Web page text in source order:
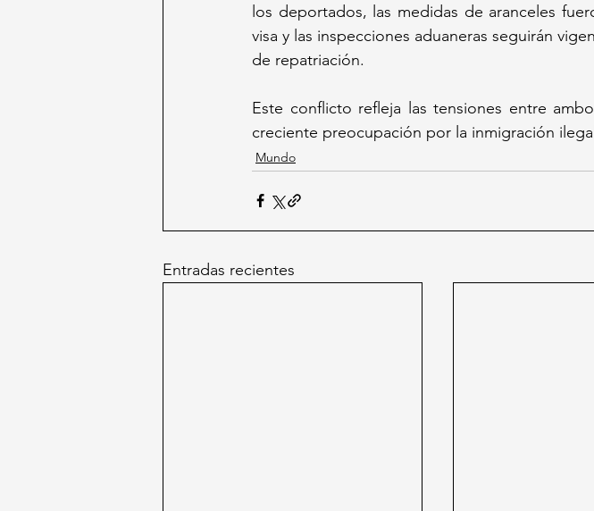
los deportados, las medidas de aranceles
visa y las inspecciones aduaneras seguirán
de repatriación.
Este conflicto refleja las tensiones entre
creciente preocupación por la inmigración
Mundo
Entradas recientes